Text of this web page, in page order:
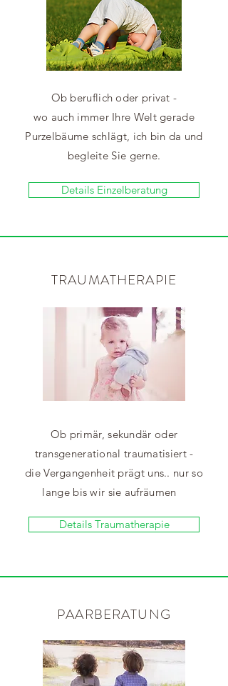
Ob beruflich oder privat -
wo auch immer Ihre Welt gerade
Purzelbäume schlägt, ich bin da und
begleite Sie gerne.
Details Einzelberatung
TRAUMATHERAPIE
Ob primär, sekundär oder
transgenerational traumatisiert-
die Vergangenheit prägt uns.. nur so
lange bis wir sie aufräumen
Details Traumatherapie
PAARBERATUNG